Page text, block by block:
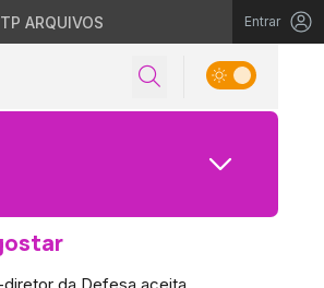
ARQUIVOS Entrar